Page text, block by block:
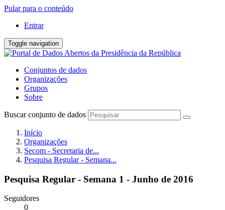
Pular para o conteúdo
Entrar
Toggle navigation
Conjuntos de dados
Organizações
Grupos
Sobre
Buscar conjunto de dados
Início
Organizações
Secom - Secretaria de...
Pesquisa Regular - Semana...
Pesquisa Regular - Semana 1 - Junho de 2016
Seguidores
0